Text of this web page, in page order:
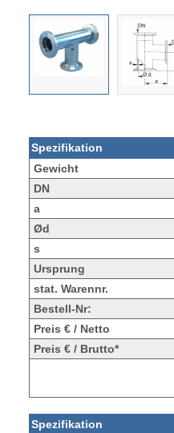
Spezifikation
Gewicht
DN
a
Ød
s
Ursprung
stat. Warennr.
Bestell-Nr:
Preis € / Netto
Preis € / Brutto*
Spezifikation